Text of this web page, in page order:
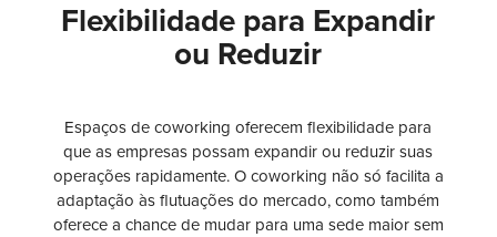
Flexibilidade para Expandir
ou Reduzir
Espaços de coworking oferecem flexibilidade para
que as empresas possam expandir ou reduzir suas
operações rapidamente. O coworking não só facilita a
adaptação às flutuações do mercado, como também
oferece a chance de mudar para uma sede maior sem